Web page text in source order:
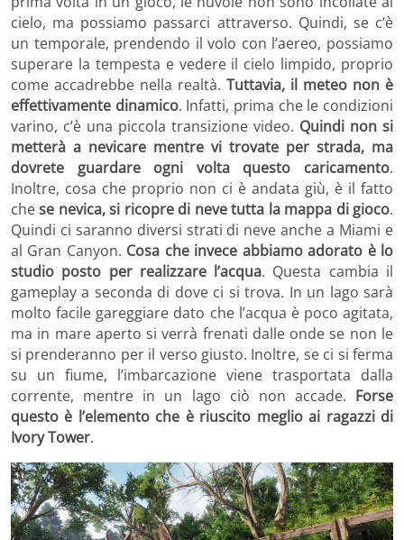
cielo, ma possiamo passarci attraverso. Quindi, se c’è
un temporale, prendendo il volo con l’aereo, possiamo
superare la tempesta e vedere il cielo limpido, proprio
come accadrebbe nella realtà. Tuttavia, il meteo non è
effettivamente dinamico. Infatti, prima che le condizioni
varino, c’è una piccola transizione video. Quindi non si
metterà a nevicare mentre vi trovate per strada, ma
dovrete guardare ogni volta questo caricamento.
Inoltre, cosa che proprio non ci è andata giù, è il fatto
chese nevica, si ricopre di neve tutta la mappa di gioco.
Quindi ci saranno diversi strati di neve anche a Miami e
al Gran Canyon. Cosa che invece abbiamo adorato è lo
studio posto per realizzare l’acqua. Questa cambia il
gameplay a seconda di dove ci si trova. In un lago sarà
molto facile gareggiare dato che l’acqua è poco agitata,
ma in mare aperto si verrà frenati dalle onde se non le
si prenderanno per il verso giusto. Inoltre, se ci si ferma
su un fiume, l’imbarcazione viene trasportata dalla
corrente, mentre in un lago ciò non accade. Forse
questo è l’elemento che è riuscito meglio ai ragazzi di
Ivory Tower.